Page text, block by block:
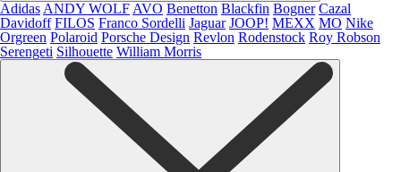
Adidas ANDY WOLF AVO Benetton Blackfin Bogner Cazal
Davidoff FILOS Franco Sordelli Jaguar JOOP! MEXX MO Nike
Orgreen Polaroid Porsche Design Revlon Rodenstock Roy Robson
Serengeti Silhouette William Morris